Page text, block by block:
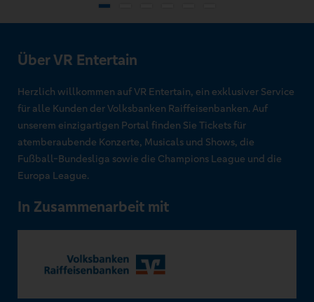
Über VR Entertain
Herzlich willkommen auf VR Entertain, ein exklusiver Service
für alle Kunden der Volksbanken Raiffeisenbanken. Auf
unserem einzigartigen Portal finden Sie Tickets für
atemberaubende Konzerte, Musicals und Shows, die
Fußball-Bundesliga sowie die Champions League und die
Europa League.
In Zusammenarbeit mit